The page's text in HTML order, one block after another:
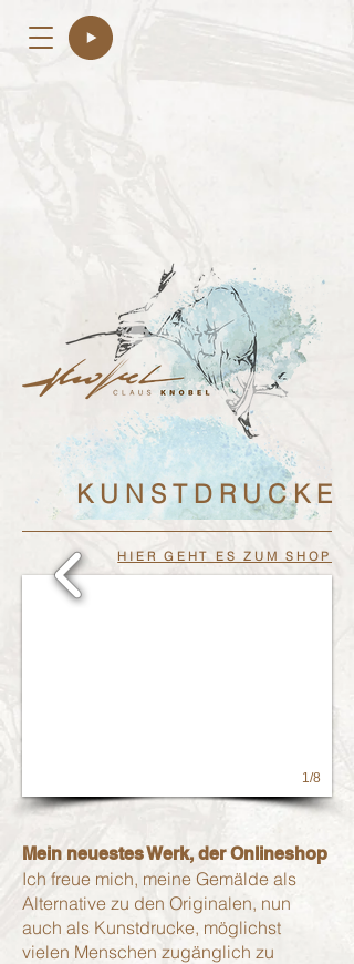
K U N S T D R U C K E
HIER GEHT ES ZUM SHOP
1/8
Mein neuestes Werk, der Onlineshop
Ich freue mich, meine Gemälde als
Alternative zu den Originalen, nun
auch als Kunstdrucke, möglichst
vielen Menschen zugänglich zu